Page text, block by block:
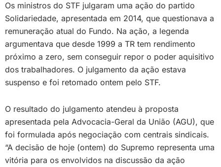
Os ministros do STF julgaram uma ação do partido
Solidariedade, apresentada em 2014, que questionava a
remuneração atual do Fundo. Na ação, a legenda
argumentava que desde 1999 a TR tem rendimento
próximo a zero, sem conseguir repor o poder aquisitivo
dos trabalhadores. O julgamento da ação estava
suspenso e foi retomado ontem pelo STF.
O resultado do julgamento atendeu à proposta
apresentada pela Advocacia-Geral da União (AGU), que
foi formulada após negociação com centrais sindicais.
“A decisão de hoje (ontem) do Supremo representa uma
vitória para os envolvidos na discussão da ação